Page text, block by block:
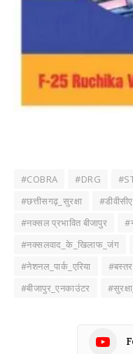
#COBRA #DRG
#छत्तीसगढ़_सुरक्षा
#नक्सल प्रभावित बीजापुर
#नक्सलवाद_के_खिलाफ_जंग
#नेशनल_पार्क_एरिया
#बीजापुर_एनकाउंटर